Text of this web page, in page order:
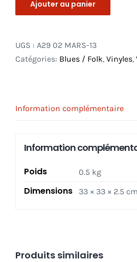
Ajouter au panier
UGS : A29 02 MARS-13
Catégories: Blues / Folk, Vinyles,
Information complémentaire
Information
Poids 0.5 kg
Dimensions 33 × 33 × 2.5 cm
Produits similaires